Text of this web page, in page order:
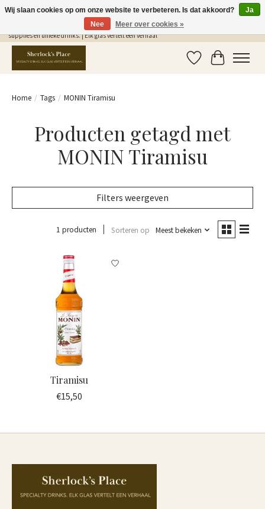
Gratis Verzending in NL vanaf €75,- | Sherlocks Place: dé plek voor MONIN siropen, bar
supplies en unieke drinks. | Elk glas vertelt een verhaal
Verlanglijst
Home / Tags / MONIN Tiramisu
Producten getagd met
MONIN Tiramisu
Filters weergeven
1 producten Sorteren op Meest bekeken
Tiramisu
€15,50
Wij slaan cookies op om onze website te verbeteren. Is dat akkoord?
Ja
Nee
Meer over cookies »